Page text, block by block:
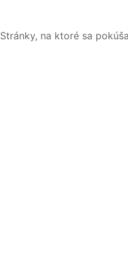
Stránky, na ktoré sa